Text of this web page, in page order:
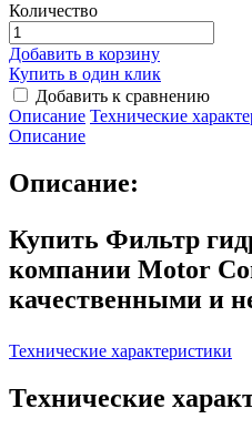
Количество
Добавить в корзину
Купить в один клик
Добавить к сравнению
Описание Технические
Описание
Описание:
Купить Фильтр
компании Motor
качественными и
Технические характеристики
Технические